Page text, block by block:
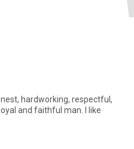
hardworking, respectful,
and faithful man. I like